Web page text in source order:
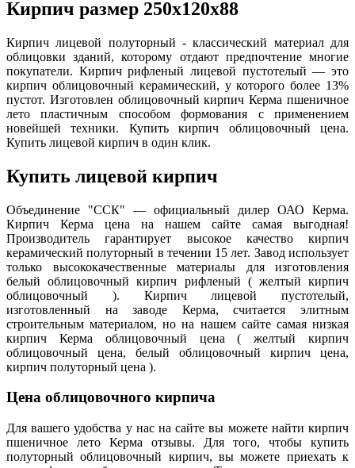
Кирпич размер 250х120х88
Кирпич лицевой полуторный - классический материал для
облицовки зданий, которому отдают предпочтение многие
покупатели. Кирпич рифленый лицевой пустотелый — это
кирпич облицовочный керамический, у которого более 13%
пустот. Изготовлен облицовочный кирпич Керма пшеничное
лето пластичным способом формования с применением
новейшей техники. Купить кирпич облицовочный цена.
Купить лицевой кирпич в один клик.
Купить лицевой кирпич
Объединение "ССК" — официальный дилер ОАО Керма.
Кирпич Керма цена на нашем сайте самая выгодная!
Производитель гарантирует высокое качество кирпич
керамический полуторный в течении 15 лет. Завод использует
только высококачественные материалы для изготовления
белый облицовочный кирпич рифленый ( желтый кирпич
облицовочный ). Кирпич лицевой пустотелый,
изготовленный на заводе Керма, считается элитным
строительным материалом, но на нашем сайте самая низкая
кирпич Керма облицовочный цена ( желтый кирпич
облицовочный цена, белый облицовочный кирпич цена,
кирпич полуторный цена ).
Цена облицовочного кирпича
Для вашего удобства у нас на сайте вы можете найти кирпич
пшеничное лето Керма отзывы. Для того, чтобы купить
полуторный облицовочный кирпич, вы можете приехать к